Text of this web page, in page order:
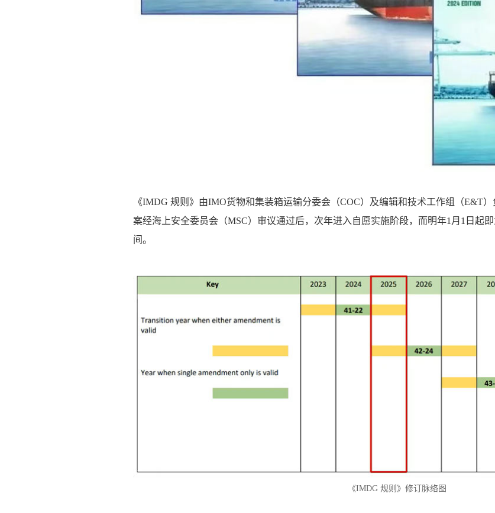
《IMDG 规则》由IMO货物和集装箱运输分委会（COC）及编辑和技术工作组（E&T
案经海上安全委员会（MSC）审议通过后，次年进入自愿实施阶段，而明年1月1日起
间。
《IMDG 规则》修订脉络图